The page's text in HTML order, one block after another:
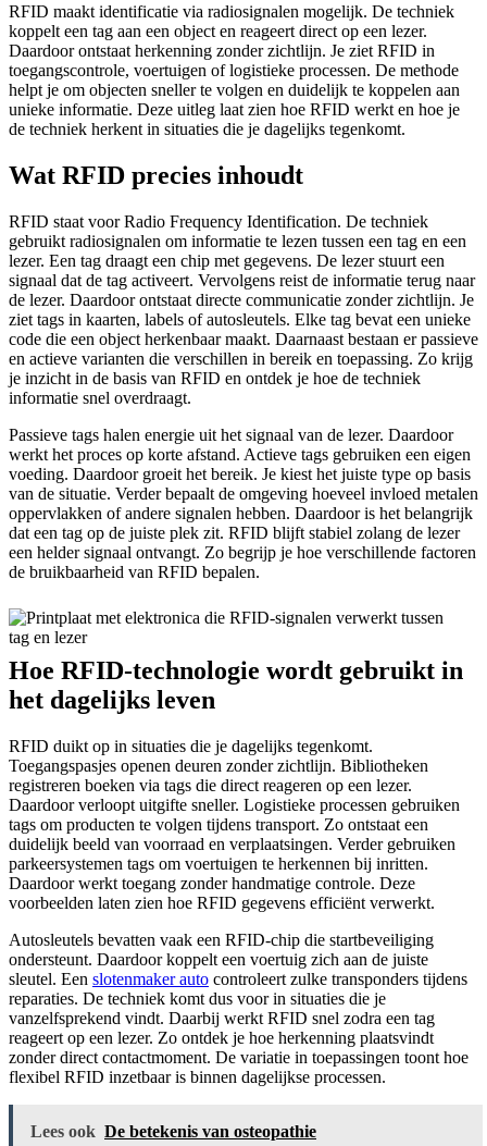
RFID maakt identificatie via radiosignalen mogelijk. De techniek
koppelt een tag aan een object en reageert direct op een lezer.
Daardoor ontstaat herkenning zonder zichtlijn. Je ziet RFID in
toegangscontrole, voertuigen of logistieke processen. De methode
helpt je om objecten sneller te volgen en duidelijk te koppelen aan
unieke informatie. Deze uitleg laat zien hoe RFID werkt en hoe je
de techniek herkent in situaties die je dagelijks tegenkomt.
Wat RFID precies inhoudt
RFID staat voor Radio Frequency Identification. De techniek
gebruikt radiosignalen om informatie te lezen tussen een tag en een
lezer. Een tag draagt een chip met gegevens. De lezer stuurt een
signaal dat de tag activeert. Vervolgens reist de informatie terug naar
de lezer. Daardoor ontstaat directe communicatie zonder zichtlijn. Je
ziet tags in kaarten, labels of autosleutels. Elke tag bevat een unieke
code die een object herkenbaar maakt. Daarnaast bestaan er passieve
en actieve varianten die verschillen in bereik en toepassing. Zo krijg
je inzicht in de basis van RFID en ontdek je hoe de techniek
informatie snel overdraagt.
Passieve tags halen energie uit het signaal van de lezer. Daardoor
werkt het proces op korte afstand. Actieve tags gebruiken een eigen
voeding. Daardoor groeit het bereik. Je kiest het juiste type op basis
van de situatie. Verder bepaalt de omgeving hoeveel invloed metalen
oppervlakken of andere signalen hebben. Daardoor is het belangrijk
dat een tag op de juiste plek zit. RFID blijft stabiel zolang de lezer
een helder signaal ontvangt. Zo begrijp je hoe verschillende factoren
de bruikbaarheid van RFID bepalen.
Hoe RFID-technologie wordt gebruikt in
het dagelijks leven
RFID duikt op in situaties die je dagelijks tegenkomt.
Toegangspasjes openen deuren zonder zichtlijn. Bibliotheken
registreren boeken via tags die direct reageren op een lezer.
Daardoor verloopt uitgifte sneller. Logistieke processen gebruiken
tags om producten te volgen tijdens transport. Zo ontstaat een
duidelijk beeld van voorraad en verplaatsingen. Verder gebruiken
parkeersystemen tags om voertuigen te herkennen bij inritten.
Daardoor werkt toegang zonder handmatige controle. Deze
voorbeelden laten zien hoe RFID gegevens efficiënt verwerkt.
Autosleutels bevatten vaak een RFID-chip die startbeveiliging
ondersteunt. Daardoor koppelt een voertuig zich aan de juiste
sleutel. Een slotenmaker auto controleert zulke transponders tijdens
reparaties. De techniek komt dus voor in situaties die je
vanzelfsprekend vindt. Daarbij werkt RFID snel zodra een tag
reageert op een lezer. Zo ontdek je hoe herkenning plaatsvindt
zonder direct contactmoment. De variatie in toepassingen toont hoe
flexibel RFID inzetbaar is binnen dagelijkse processen.
Lees ook De betekenis van osteopathie